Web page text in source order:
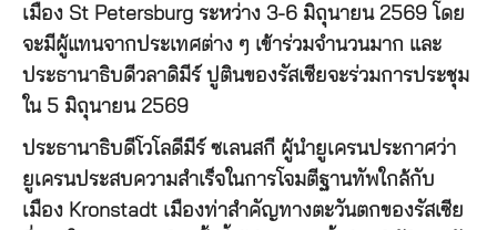
เมือง St Petersburg ระหว่าง 3-6 มิถุนายน 2569 โดย
จะมีผู้แทนจากประเทศต่าง ๆ เข้าร่วมจำนวนมาก และ
ประธานาธิบดีวลาดิมีร์ ปูตินของรัสเซียจะร่วมการประชุม
ใน 5 มิถุนายน 2569
ประธานาธิบดีโวโลดีมีร์ ซเลนสกี ผู้นำยูเครนประกาศว่า
ยูเครนประสบความสำเร็จในการโจมตีฐานทัพใกล้กับ
เมือง Kronstadt เมืองท่าสำคัญทางตะวันตกของรัสเซีย